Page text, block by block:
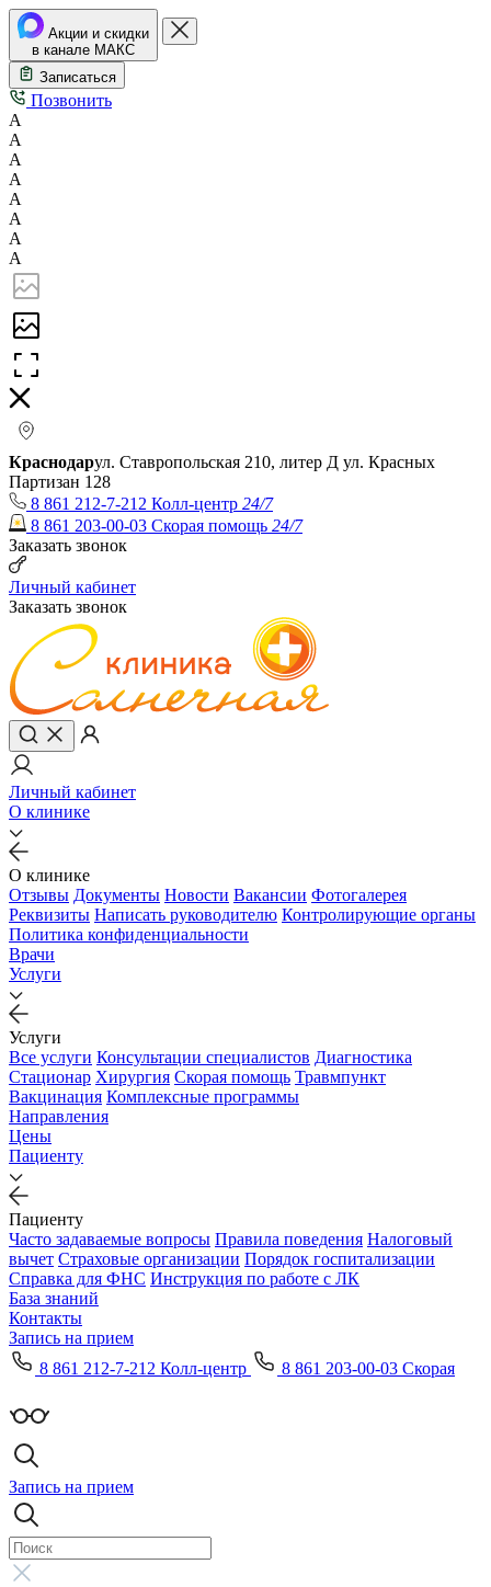
Акции и скидки
в канале МАКС
Записаться
Позвонить
А
А
А
А
А
А
А
А
Краснодарул. Ставропольская 210, литер Д ул. Красных
Партизан 128
8 861 212-7-212 Колл-центр 24/7
8 861 203-00-03 Скорая помощь 24/7
Заказать звонок
Личный кабинет
Заказать звонок
Личный кабинет
О клинике
О клинике
Отзывы Документы Новости Вакансии Фотогалерея
Реквизиты Написать руководителю Контролирующие органы
Политика конфиденциальности
Врачи
Услуги
Услуги
Все услуги Консультации специалистов Диагностика
Стационар Хирургия Скорая помощь Травмпункт
Вакцинация Комплексные программы
Направления
Цены
Пациенту
Пациенту
Часто задаваемые вопросы Правила поведения Налоговый
вычет Страховые организации Порядок госпитализации
Справка для ФНС Инструкция по работе с ЛК
База знаний
Контакты
Запись на прием
8 861 212-7-212 Колл-центр
8 861 203-00-03 Скорая
Запись на прием